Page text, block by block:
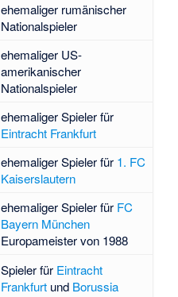
ehemaliger rumänischer
Nationalspieler
ehemaliger US-
amerikanischer
Nationalspieler
ehemaliger Spieler für
Eintracht Frankfurt
ehemaliger Spieler für 1. FC
Kaiserslautern
ehemaliger Spieler für FC
Bayern München
Europameister von 1988
Spieler für Eintracht
Frankfurtund Borussia